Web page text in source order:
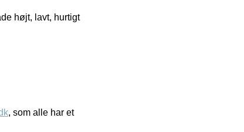
højt, lavt, hurtigt
, som alle har et